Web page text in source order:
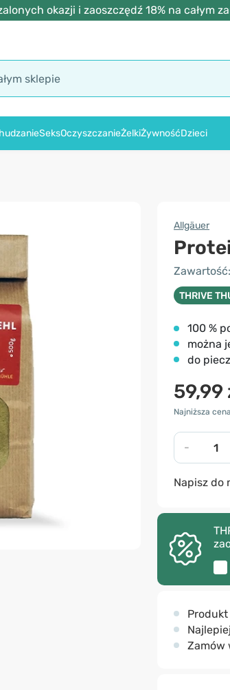
okazji i zaoszczędź 18% na całym
SeksOczyszczanieŻelkiŻywnośćDzieci
Allgäuer
THRIVE
100 %
można
do
59,99
Najniższa
-
Napisz do
Zamów